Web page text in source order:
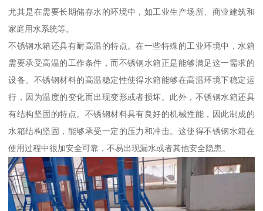
尤其是在需要长期储存水的环境中，如工业生产场所、商业建筑和
家庭用水系统等。
不锈钢水箱还具有耐高温的特点。在一些特殊的工业环境中，水箱
需要承受高温的工作条件，而不锈钢水箱正是能够满足这一需求的
设备。不锈钢材料的高温稳定性使得水箱能够在高温环境下稳定运
行，因为温度的变化而出现变形或者损坏。此外，不锈钢水箱还具
有结构坚固的特点。不锈钢材料具有良好的机械性能，因此制成的
水箱结构坚固，能够承受一定的压力和冲击。这使得不锈钢水箱在
使用过程中很加安全可靠，不易出现漏水或者其他安全隐患。